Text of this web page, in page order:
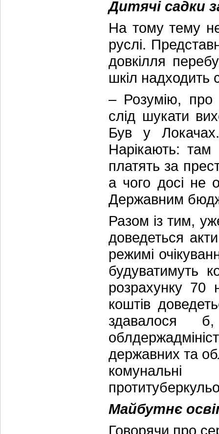
Дитячі садки
На тому тему
руслі.
довкілля
шкіл надходить
– Розумію, про
слід шукати
Був у
Нарікають:
платять за
а чого досі не
Державним
Разом із тим,
доведеться
режимі
будуватимуть
розрахунку
коштів
здавалося
державних та
комунальні
Майбутнє
Говорячи про